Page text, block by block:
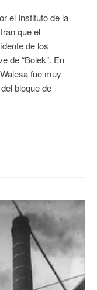
el Instituto de la
que el
de los
de “Bolek”. En
fue muy
bloque de